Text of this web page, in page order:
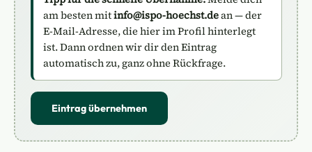
am besten mitinfo@ispo-hoechst.dean — der
E-Mail-Adresse, die hier im Profil hinterlegt
ist. Dann ordnen wir dir den Eintrag
automatisch zu, ganz ohne Rückfrage.
Eintrag übernehmen